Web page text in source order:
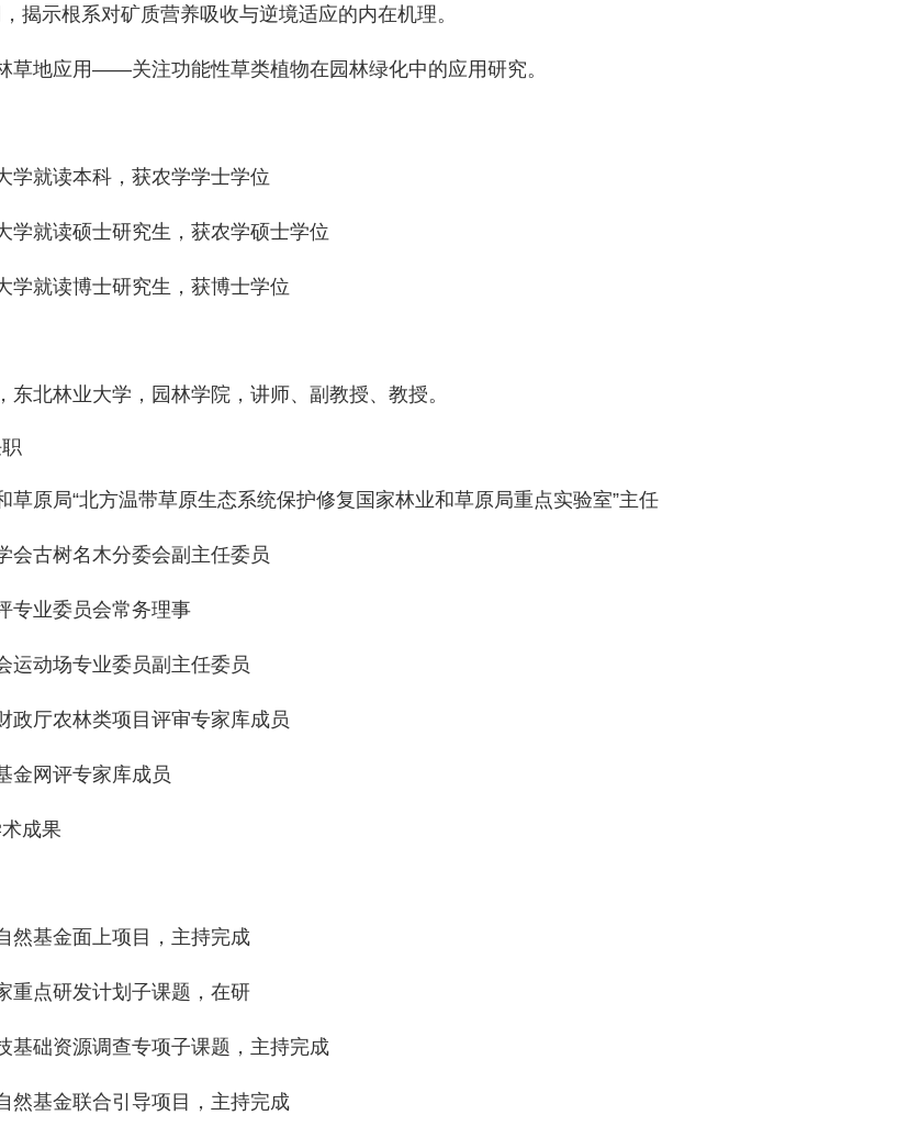
揭示根系对矿质营养吸收与逆境适应的内在机理。
草地应用——关注功能性草类植物在园林绿化中的应用研究。
学就读本科，获农学学士学位
学就读硕士研究生，获农学硕士学位
学就读博士研究生，获博士学位
东北林业大学，园林学院，讲师、副教授、教授。
草原局“北方温带草原生态系统保护修复国家林业和草原局重点实验室”主任
会古树名木分委会副主任委员
专业委员会常务理事
运动场专业委员副主任委员
政厅农林类项目评审专家库成员
金网评专家库成员
成果
然基金面上项目，主持完成
重点研发计划子课题，在研
基础资源调查专项子课题，主持完成
然基金联合引导项目，主持完成